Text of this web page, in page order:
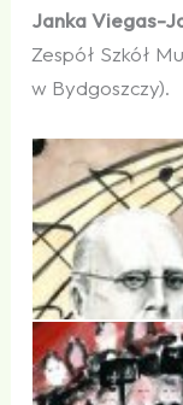
Janka Viegas-
Zespół Szkół
w Bydgoszczy).